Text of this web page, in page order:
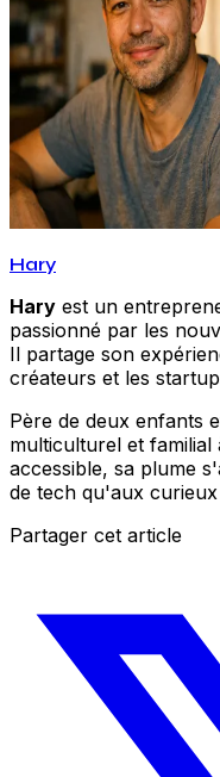
Hary
Hary est un
passionné par les
Il partage son
créateurs et les
Père de deux enfants
multiculturel et familial
accessible, sa plume
de tech qu'aux
Partager cet article